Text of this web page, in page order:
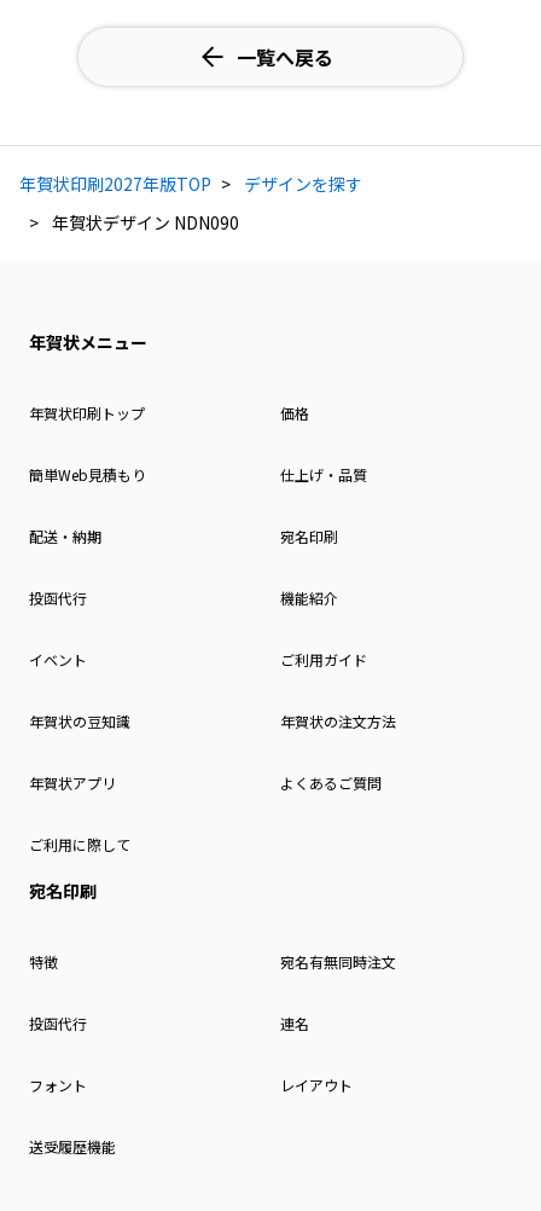
一覧へ戻る
年賀状印刷2027年版TOP
デザインを探す
年賀状デザイン NDN090
年賀状メニュー
年賀状印刷トップ 価格
簡単Web見積もり 仕上げ・品質
配送・納期 宛名印刷
投函代行 機能紹介
イベント ご利用ガイド
年賀状の豆知識 年賀状の注文方法
年賀状アプリ よくあるご質問
ご利用に際して
宛名印刷
特徴 宛名有無同時注文
投函代行 連名
フォント レイアウト
送受履歴機能